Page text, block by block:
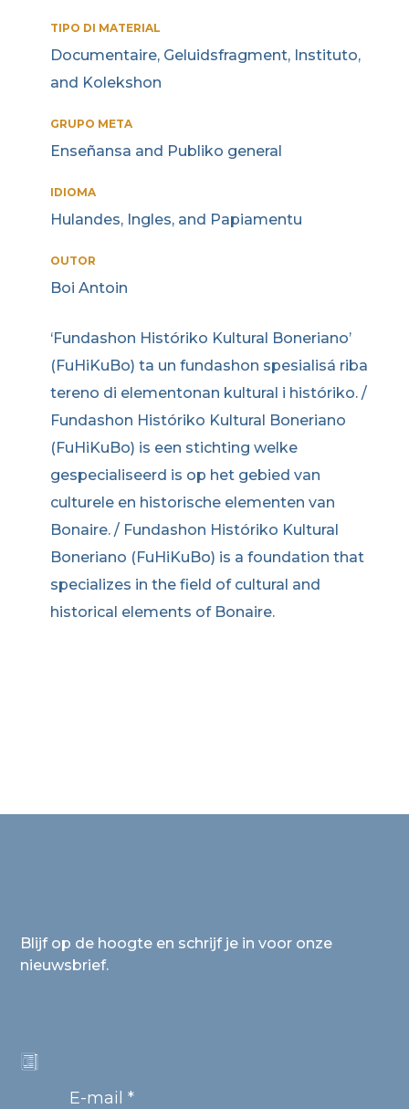
TIPO DI MATERIAL
Documentaire, Geluidsfragment, Instituto,
and Kolekshon
GRUPO META
Enseñansa and Publiko general
IDIOMA
Hulandes, Ingles, and Papiamentu
OUTOR
Boi Antoin
‘Fundashon Históriko Kultural Boneriano’
(FuHiKuBo) ta un fundashon spesialisá riba
tereno di elementonan kultural i históriko. /
Fundashon Históriko Kultural Boneriano
(FuHiKuBo) is een stichting welke
gespecialiseerd is op het gebied van
culturele en historische elementen van
Bonaire. / Fundashon Históriko Kultural
Boneriano (FuHiKuBo) is a foundation that
specializes in the field of cultural and
historical elements of Bonaire.
Blijf op de hoogte en schrijf je in voor onze
nieuwsbrief.
E-mail *